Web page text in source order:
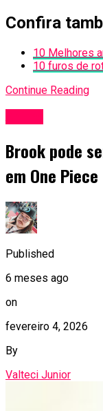
Confira
10 Melhores
10 furos de
Continue Reading
Brook pode
em One Piece
Published
6 meses ago
on
fevereiro 4, 2026
By
Valteci Junior